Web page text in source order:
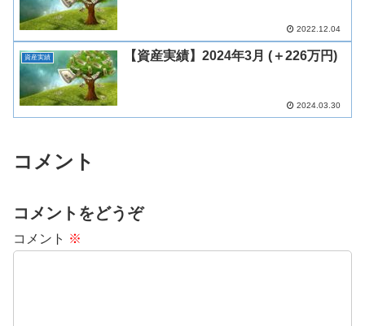
2022.12.04
資産実績 【資産実績】2024年3月 (＋226万円)
2024.03.30
コメント
コメントをどうぞ
コメント ※